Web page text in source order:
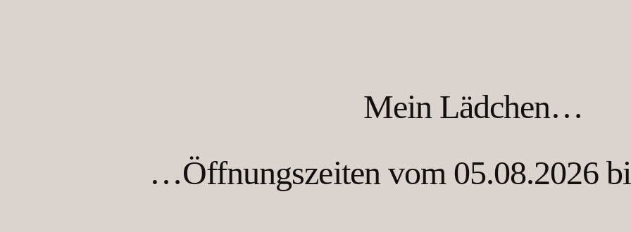
Mein Lädchen…
…Öffnungszeiten vom 05.08.2026